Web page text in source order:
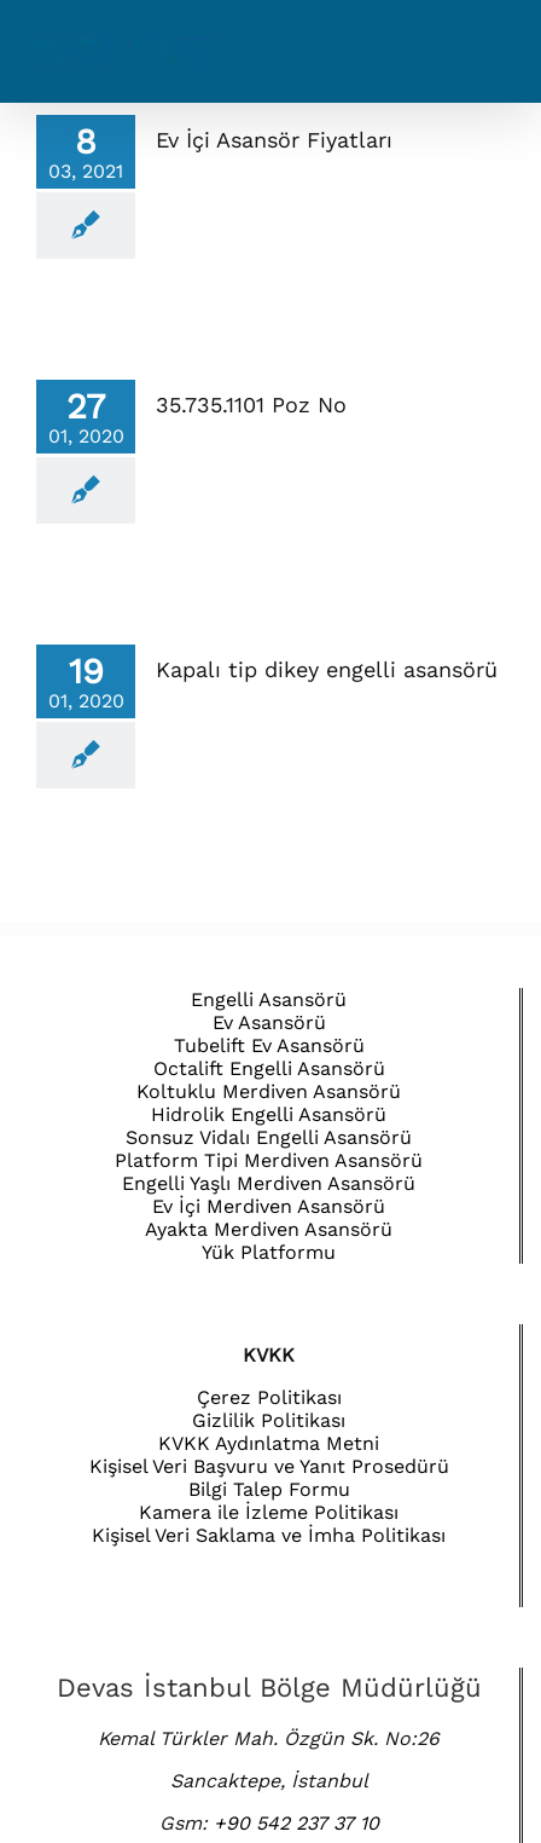
8
03, 2021
Ev İçi Asansör Fiyatları
27
01, 2020
35.735.1101 Poz No
19
01, 2020
Kapalı tip dikey engelli asansörü
Engelli Asansörü
Ev Asansörü
Tubelift Ev Asansörü
Octalift Engelli Asansörü
Koltuklu Merdiven Asansörü
Hidrolik Engelli Asansörü
Sonsuz Vidalı Engelli Asansörü
Platform Tipi Merdiven Asansörü
Engelli Yaşlı Merdiven Asansörü
Ev İçi Merdiven Asansörü
Ayakta Merdiven Asansörü
Yük Platformu
KVKK
Çerez Politikası
Gizlilik Politikası
KVKK Aydınlatma Metni
Kişisel Veri Başvuru ve Yanıt Prosedürü
Bilgi Talep Formu
Kamera ile İzleme Politikası
Kişisel Veri Saklama ve İmha Politikası
Devas İstanbul Bölge Müdürlüğü
Kemal Türkler Mah. Özgün Sk. No:26
Sancaktepe, İstanbul
Gsm: +90 542 237 37 10